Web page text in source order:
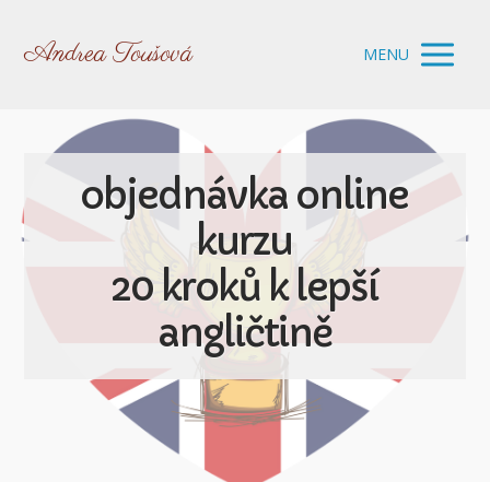
Andrea Toušová MENU
objednávka online
kurzu
20 kroků k lepší
angličtině